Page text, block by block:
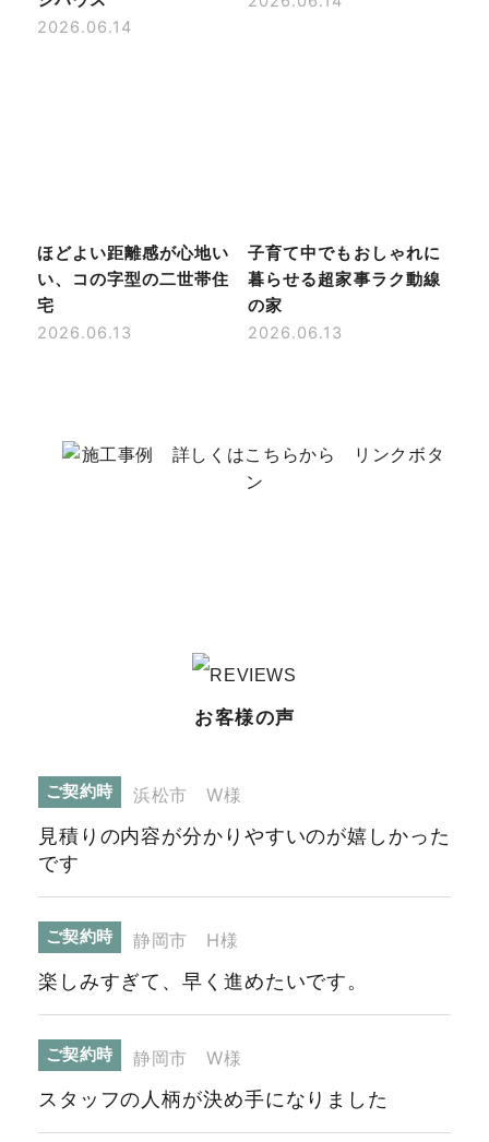
2026.06.14
ほどよい距離感が心地い
い、コの字型の二世帯住
宅
2026.06.13
子育て中でもおしゃれに
暮らせる超家事ラク動線
の家
2026.06.13
お客様の声
ご契約時 浜松市 W様
見積りの内容が分かりやすいのが嬉しかった
です
ご契約時 静岡市 H様
楽しみすぎて、早く進めたいです。
ご契約時 静岡市 W様
スタッフの人柄が決め手になりました